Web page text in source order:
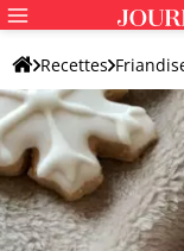
Recettes